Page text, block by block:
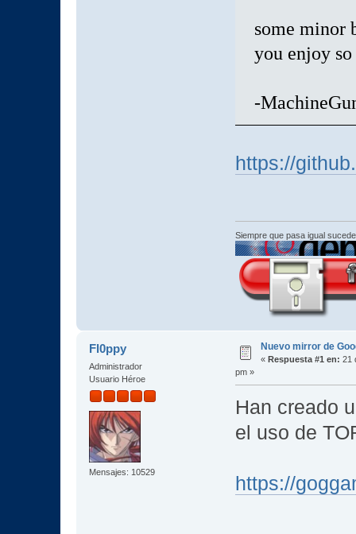
some minor
you enjoy
-
https://
Siempre que pasa igual
Fl0ppy
Administrador
Usuario Héroe
Mensajes: 10529
Nuevo mirror de
« Respuesta #1 en: 21
pm »
Han creado
el uso de
https://